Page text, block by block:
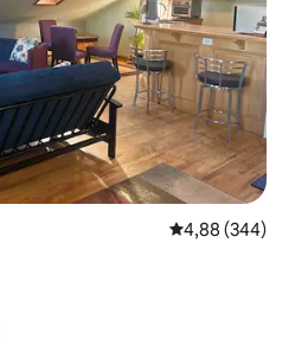
Gemiddelde
4,88 (344)